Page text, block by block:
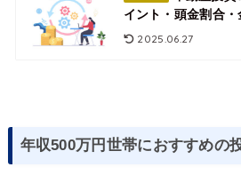
イント・頭金割合
2025.06.27
年収500万円世帯におすすめの